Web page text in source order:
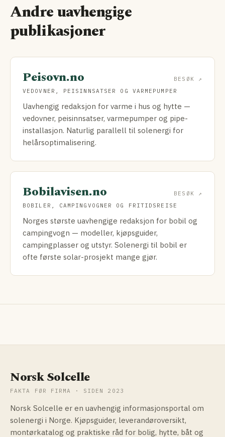
Andre uavhengige
publikasjoner
Peisovn.no
BESØK ↗
VEDOVNER, PEISINNSATSER OG VARMEPUMPER
Uavhengig redaksjon for varme i hus og hytte —
vedovner, peisinnsatser, varmepumper og pipe-
installasjon. Naturlig parallell til solenergi for
helårsoptimalisering.
Bobilavisen.no
BESØK ↗
BOBILER, CAMPINGVOGNER OG FRITIDSREISE
Norges største uavhengige redaksjon for bobil og
campingvogn — modeller, kjøpsguider,
campingplasser og utstyr. Solenergi til bobil er
ofte første solar-prosjekt mange gjør.
Norsk Solcelle
FAKTA FØR FIRMA · SIDEN 2023
Norsk Solcelle er en uavhengig informasjonsportal om
solenergi i Norge. Kjøpsguider, leverandøroversikt,
montørkatalog og praktiske råd for bolig, hytte, båt og